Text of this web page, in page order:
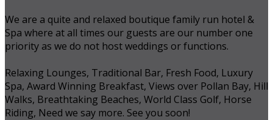
We are a quite and relaxed boutique family run hotel &
Spa where at all times our guests are our number one
priority as we do not host weddings or functions.
Relaxing Lounges, Traditional Bar, Fresh Food, Luxury
Spa, Award Winning Breakfast, Views over Pollan Bay, Hill
Walks, Breathtaking Beaches, World Class Golf, Horse
Riding, Need we say more. See you soon!